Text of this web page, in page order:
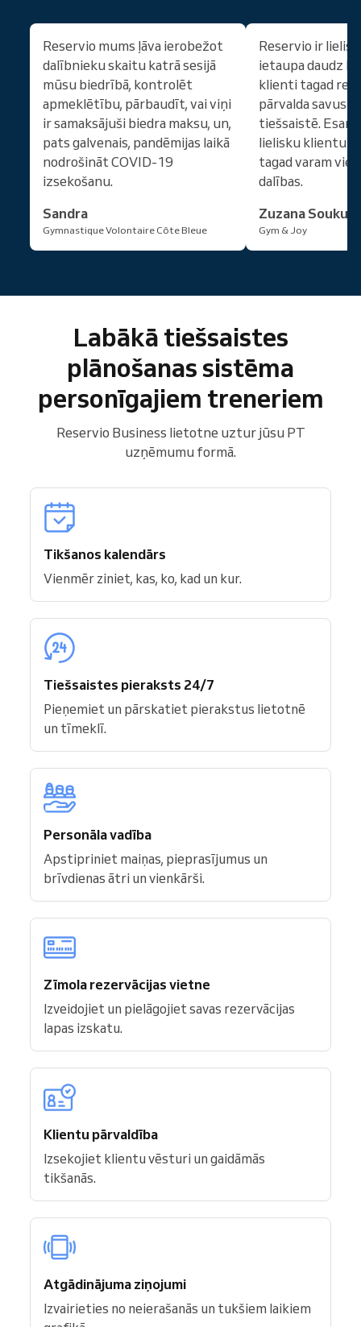
Reservio mums ļāva ierobežot
dalībnieku skaitu katrā sesijā
mūsu biedrībā, kontrolēt
apmeklētību, pārbaudīt, vai viņi
ir samaksājuši biedra maksu, un,
pats galvenais, pandēmijas laikā
nodrošināt COVID-19
izsekošanu.
Sandra
Gymnastique Volontaire Côte Bleue
Reservio ir
ietaupa daudz
klienti tagad
pārvalda savus
tiešsaistē.
lielisku klientu
tagad varam
dalības.
Zuzana
Gym & Joy
Labākā tiešsaistes
plānošanas sistēma
personīgajiem treneriem
Reservio Business lietotne uztur jūsu PT
uzņēmumu formā.
Tikšanos kalendārs
Vienmēr ziniet, kas, ko, kad un kur.
Tiešsaistes pieraksts 24/7
Pieņemiet un pārskatiet pierakstus lietotnē
un tīmeklī.
Personāla vadība
Apstipriniet maiņas, pieprasījumus un
brīvdienas ātri un vienkārši.
Zīmola rezervācijas vietne
Izveidojiet un pielāgojiet savas rezervācijas
lapas izskatu.
Klientu pārvaldība
Izsekojiet klientu vēsturi un gaidāmās
tikšanās.
Atgādinājuma ziņojumi
Izvairieties no neierašanās un tukšiem laikiem